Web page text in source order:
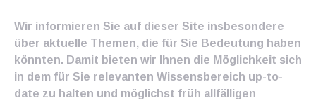
Wir informieren Sie auf dieser Site insbesondere
über aktuelle Themen, die für Sie Bedeutung haben
könnten. Damit bieten wir Ihnen die Möglichkeit sich
in dem für Sie relevanten Wissensbereich up-to-
date zu halten und möglichst früh allfälligen